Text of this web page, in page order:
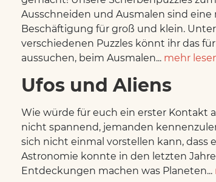
Ausschneiden und Ausmalen sind
Beschäftigung für groß und klein.
verschiedenen Puzzles könnt ihr das
aussuchen, beim Ausmalen... mehr
Ufos und Aliens
Wie würde für euch ein erster Kontakt
nicht spannend, jemanden
sich nicht einmal vorstellen kann, dass
Astronomie konnte in den letzten
Entdeckungen machen was Planeten...